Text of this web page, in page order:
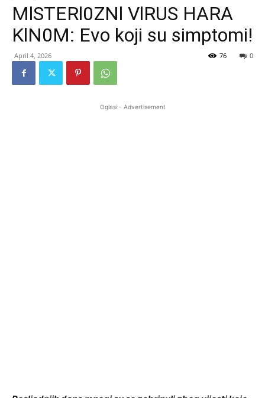
MlSTERl0ZNl VlRUS HARA
KlN0M: Evo koji su simptomi!
April 4, 2026 0
76
Oglasi - Advertisement